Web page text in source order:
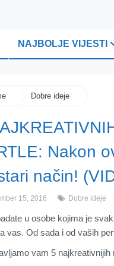
NAJBOLJE VIJESTI
Dobre ideje
Nakon
način!
15, 2016 Dobre ideje
u osobe kojima je
vas. Od sada i od vaših
vam 5